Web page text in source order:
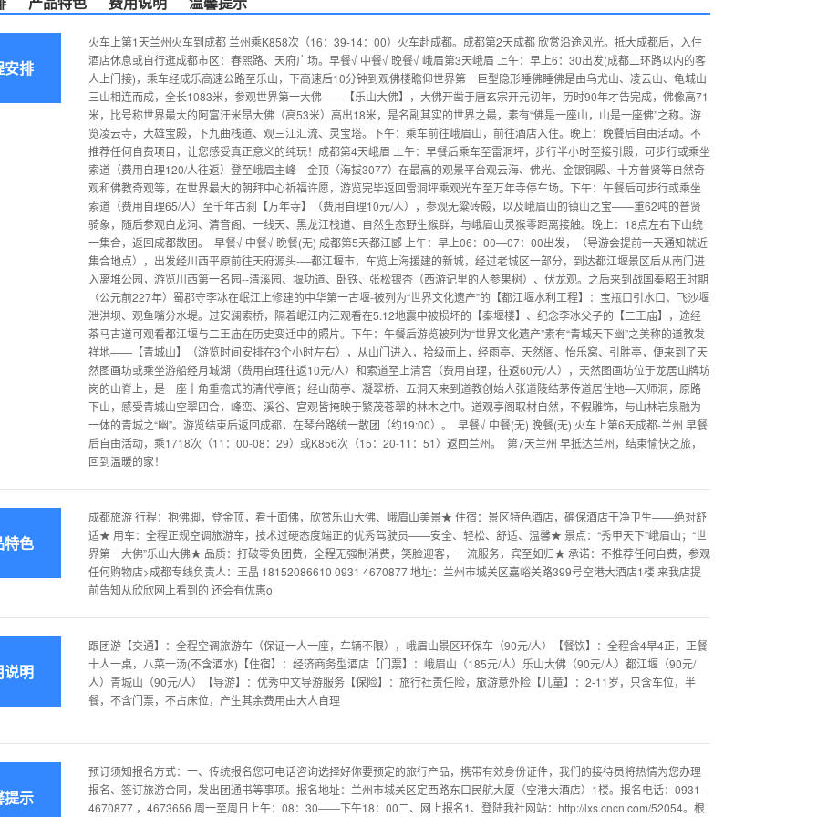
安排
火车上第1天兰州火车到成都 兰州乘K858次（16：39-14：00）火车赴成都。成都第2天成都 欣赏沿途风光。抵大成都后，入住
酒店休息或自行逛成都市区：春熙路、天府广场。早餐√ 中餐√ 晚餐√ 峨眉第3天峨眉 上午：早上6：30出发(成都二环路以内的客
人上门接)，乘车经成乐高速公路至乐山，下高速后10分钟到观佛楼瞻仰世界第一巨型隐形睡佛睡佛是由乌尤山、凌云山、龟城山
三山相连而成，全长1083米，参观世界第一大佛——【乐山大佛】，大佛开凿于唐玄宗开元初年，历时90年才告完成，佛像高71
米，比号称世界最大的阿富汗米昂大佛（高53米）高出18米，是名副其实的世界之最，素有“佛是一座山，山是一座佛”之称。游
览凌云寺，大雄宝殿，下九曲栈道、观三江汇流、灵宝塔。下午：乘车前往峨眉山，前往酒店入住。晚上：晚餐后自由活动。不
推荐任何自费项目，让您感受真正意义的纯玩！成都第4天峨眉 上午：早餐后乘车至雷洞坪，步行半小时至接引殿，可步行或乘坐
索道（费用自理120/人往返）登至峨眉主峰—金顶（海拔3077）在最高的观景平台观云海、佛光、金银铜殿、十方普贤等自然奇
观和佛教奇观等，在世界最大的朝拜中心祈福许愿，游览完毕返回雷洞坪乘观光车至万年寺停车场。下午：午餐后可步行或乘坐
索道（费用自理65/人）至千年古刹【万年寺】（费用自理10元/人），参观无粱砖殿，以及峨眉山的镇山之宝——重62吨的普贤
骑象，随后参观白龙洞、清音阁、一线天、黑龙江栈道、自然生态野生猴群，与峨眉山灵猴零距离接触。晚上：18点左右下山统
一集合，返回成都散团。 早餐√ 中餐√ 晚餐(无) 成都第5天都江郾 上午：早上06：00—07：00出发，（导游会提前一天通知就近
集合地点），出发经川西平原前往天府源头-—都江堰市，车览上海援建的新城，经过老城区一部分，到达都江堰景区后从南门进
入离堆公园，游览川西第一名园--清溪园、堰功道、卧铁、张松银杏（西游记里的人参果树）、伏龙观。之后来到战国秦昭王时期
（公元前227年）蜀郡守李冰在岷江上修建的中华第一古堰-被列为“世界文化遗产”的【都江堰水利工程】：宝瓶口引水口、飞沙堰
泄洪坝、观鱼嘴分水堤。过安澜索桥，隔着岷江内江观看在5.12地震中被损坏的【秦堰楼】、纪念李冰父子的【二王庙】，途经
茶马古道可观看都江堰与二王庙在历史变迁中的照片。下午：午餐后游览被列为“世界文化遗产”素有“青城天下幽”之美称的道教发
祥地——【青城山】（游览时间安排在3个小时左右），从山门进入，拾级而上，经雨亭、天然阁、怡乐窝、引胜亭，便来到了天
然图画坊或乘坐游船经月城湖（费用自理往返10元/人）和索道至上清宫（费用自理，往返60元/人），天然图画坊位于龙居山牌坊
岗的山脊上，是一座十角重檐式的清代亭阁；经山荫亭、凝翠桥、五洞天来到道教创始人张道陵结茅传道居住地—天师洞，原路
下山，感受青城山空翠四合，峰峦、溪谷、宫观皆掩映于繁茂苍翠的林木之中。道观亭阁取材自然，不假雕饰，与山林岩泉融为
一体的青城之“幽”。游览结束后返回成都，在琴台路统一散团（约19:00）。 早餐√ 中餐(无) 晚餐(无) 火车上第6天成都-兰州 早餐
后自由活动，乘1718次（11：00-08：29）或K856次（15：20-11：51）返回兰州。 第7天兰州 早抵达兰州，结束愉快之旅，
回到温暖的家！
特色
成都旅游 行程：抱佛脚，登金顶，看十面佛，欣赏乐山大佛、峨眉山美景★ 住宿：景区特色酒店，确保酒店干净卫生——绝对舒
适★ 用车：全程正规空调旅游车，技术过硬态度端正的优秀驾驶员——安全、轻松、舒适、温馨★ 景点：“秀甲天下”峨眉山；“世
界第一大佛”乐山大佛★ 品质：打破零负团费，全程无强制消费，笑脸迎客，一流服务，宾至如归★ 承诺：不推荐任何自费，参观
任何购物店>成都专线负责人：王晶 18152086610 0931 4670877 地址：兰州市城关区嘉峪关路399号空港大酒店1楼 来我店提
前告知从欣欣网上看到的 还会有优惠o
说明
跟团游【交通】：全程空调旅游车（保证一人一座，车辆不限），峨眉山景区环保车（90元/人）【餐饮】：全程含4早4正，正餐
十人一桌，八菜一汤(不含酒水)【住宿】：经济商务型酒店【门票】：峨眉山（185元/人）乐山大佛（90元/人）都江堰（90元/
人）青城山（90元/人）【导游】：优秀中文导游服务【保险】：旅行社责任险，旅游意外险【儿童】：2-11岁，只含车位，半
餐，不含门票，不占床位，产生其余费用由大人自理
提示
预订须知报名方式：一、传统报名您可电话咨询选择好你要预定的旅行产品，携带有效身份证件，我们的接待员将热情为您办理
报名、签订旅游合同，发出团通书等事项。报名地址：兰州市城关区定西路东口民航大厦（空港大酒店）1楼。报名电话：0931-
4670877 ，4673656 周一至周日上午：08：30――下午18：00二、网上报名1、登陆我社网站：http://lxs.cncn.com/52054。根